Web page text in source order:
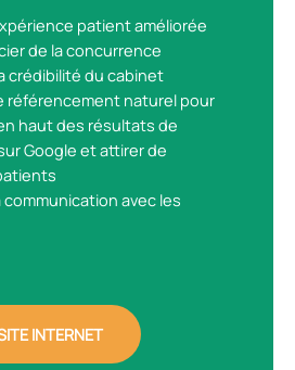
patient améliorée
de la concurrence
crédibilité du cabinet
référencement naturel pour
haut des résultats de
Google et attirer de
communication avec les
INTERNET